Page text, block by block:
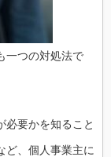
一つの対処法で
必要かを知ること
ど、個人事業主に